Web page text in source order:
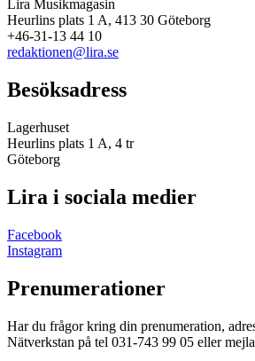
Lira Musikmagasin
Heurlins plats 1 A, 413 30 Göteborg
+46-31-13 44 10
redaktionen@lira.se
Besöksadress
Lagerhuset
Heurlins plats 1 A, 4 tr
Göteborg
Lira i sociala medier
Facebook
Instagram
Prenumerationer
Har du frågor kring din prenumeration,
Nätverkstan på tel 031-743 99 05 eller mejla